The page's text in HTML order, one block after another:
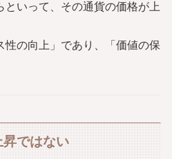
といって、その通貨の価格が上
性の向上」であり、「価値の保
ではない